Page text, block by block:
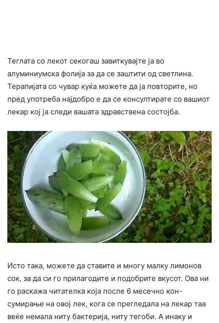
Теглата со лекот секогаш завиткувајте ја во
алуминиумска фолија за да се заштити од светлина.
Терапијата со чувар куќа можете да ја повторите, но
пред употреба најдобро е да се консултирате со вашиот
лекар кој ја следи вашата здравствена состојба.
Исто така, можете да ставите и многу малку лимонов
сок, за да си го прилагодите и подобрите вкусот. Ова ни
го раскажа читателка која после 6 месечно кон-
сумирање на овој лек, кога се прегледала на лекар таа
веќе немала ниту бактерија, ниту тегоби. А инаку и